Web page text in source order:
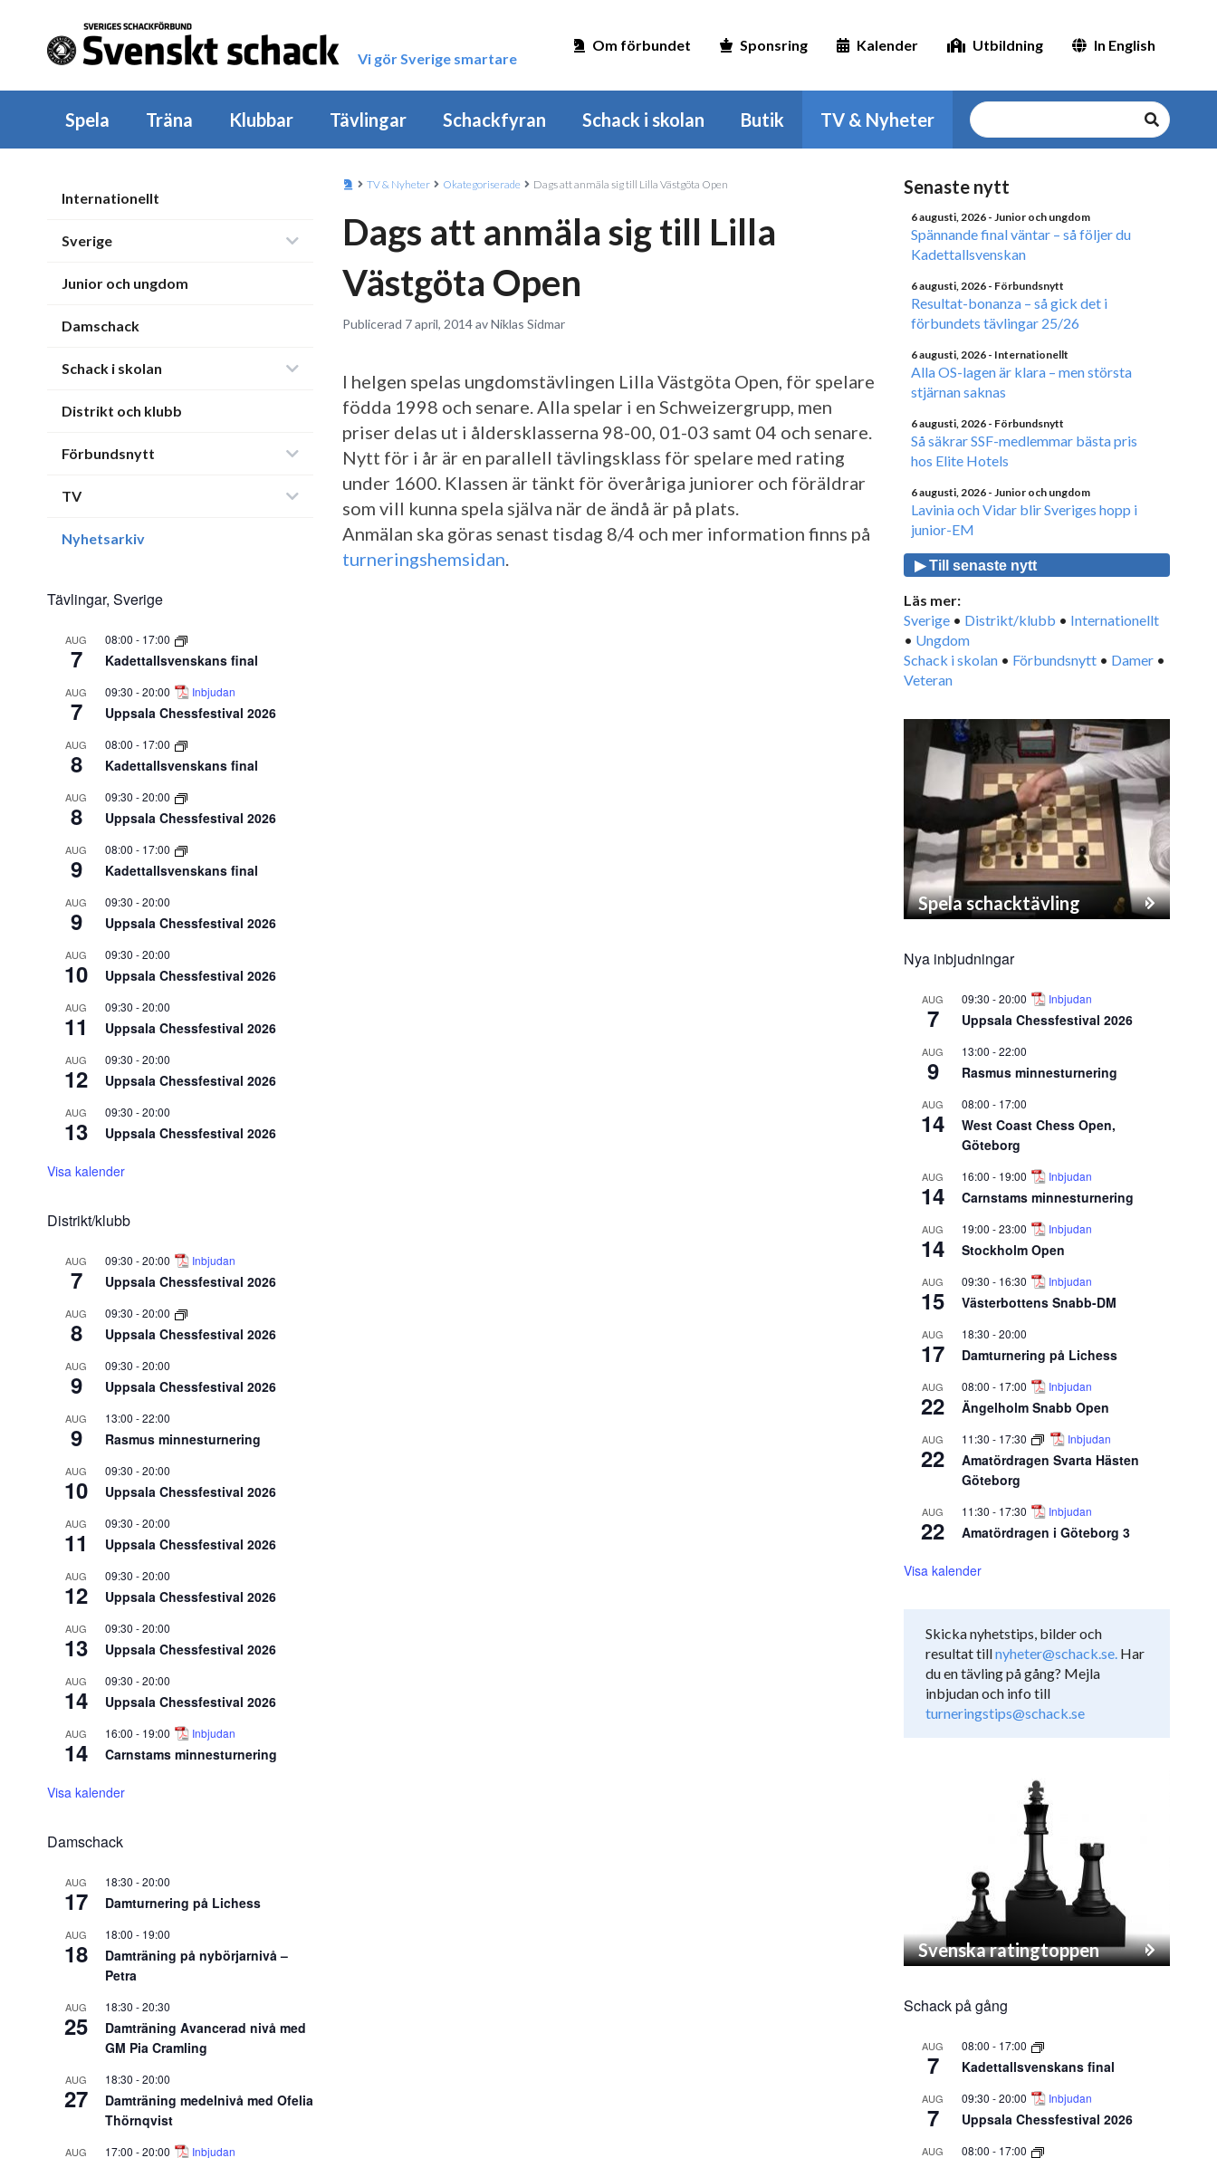
Vi gör Sverige smartare
Om förbundet Sponsring Kalender Utbildning In English
Spela Träna Klubbar Tävlingar Schackfyran Schack i skolan Butik TV & Nyheter
Internationellt
Sverige
Junior och ungdom
Damschack
Schack i skolan
Distrikt och klubb
Förbundsnytt
TV
Nyhetsarkiv
Tävlingar, Sverige
AUG
7
08:00 - 17:00
Kadettallsvenskans final
AUG
7
09:30 -20:00 Inbjudan
Uppsala Chessfestival 2026
AUG
8
08:00 - 17:00
Kadettallsvenskans final
AUG
8
09:30 -20:00
Uppsala Chessfestival 2026
AUG
9
08:00 - 17:00
Kadettallsvenskans final
AUG
9
09:30 -20:00
Uppsala Chessfestival 2026
AUG
10
09:30 -20:00
Uppsala Chessfestival 2026
AUG
11
09:30 -20:00
Uppsala Chessfestival 2026
AUG
12
09:30 -20:00
Uppsala Chessfestival 2026
AUG
13
09:30 -20:00
Uppsala Chessfestival 2026
Visa kalender
Distrikt/klubb
AUG
7
09:30 -20:00 Inbjudan
Uppsala Chessfestival 2026
AUG
8
09:30 -20:00
Uppsala Chessfestival 2026
AUG
9
09:30 -20:00
Uppsala Chessfestival 2026
AUG
9
13:00 -22:00
Rasmus minnesturnering
AUG
10
09:30 -20:00
Uppsala Chessfestival 2026
AUG
11
09:30 -20:00
Uppsala Chessfestival 2026
AUG
12
09:30 -20:00
Uppsala Chessfestival 2026
AUG
13
09:30 -20:00
Uppsala Chessfestival 2026
AUG
14
09:30 -20:00
Uppsala Chessfestival 2026
AUG
14
16:00 - 19:00 Inbjudan
Carnstams minnesturnering
Visa kalender
Damschack
AUG
17
18:30 -20:00
Damturnering på Lichess
AUG
18
18:00 - 19:00
Damträning på nybörjarnivå –
Petra
AUG
25
18:30 -20:30
Damträning Avancerad nivå med
GM Pia Cramling
AUG
27
18:30 -20:00
Damträning medelnivå med Ofelia
Thörnqvist
AUG 17:00 -20:00 Inbjudan
TV & Nyheter Okategoriserade Dags att anmäla sig till Lilla Västgöta Open
Dags att anmäla sig till Lilla
Västgöta Open
Publicerad 7 april, 2014 av Niklas Sidmar
I helgen spelas ungdomstävlingen Lilla Västgöta Open, för spelare
födda 1998 och senare. Alla spelar i en Schweizergrupp, men
priser delas ut i åldersklasserna 98-00, 01-03 samt 04 och senare.
Nytt för i år är en parallell tävlingsklass för spelare med rating
under 1600. Klassen är tänkt för överåriga juniorer och föräldrar
som vill kunna spela själva när de ändå är på plats.
Anmälan ska göras senast tisdag 8/4 och mer information finns på
turneringshemsidan.
Senaste nytt
6 augusti, 2026 - Junior och ungdom
Spännande final väntar – så följer du
Kadettallsvenskan
6 augusti, 2026 - Förbundsnytt
Resultat-bonanza – så gick det i
förbundets tävlingar 25/26
6 augusti, 2026 - Internationellt
Alla OS-lagen är klara – men största
stjärnan saknas
6 augusti, 2026 - Förbundsnytt
Så säkrar SSF-medlemmar bästa pris
hos Elite Hotels
6 augusti, 2026 - Junior och ungdom
Lavinia och Vidar blir Sveriges hopp i
junior-EM
▶ Till senaste nytt
Läs mer:
Sverige • Distrikt/klubb • Internationellt
• Ungdom
Schack i skolan • Förbundsnytt • Damer •
Veteran
Spela schacktävling
Nya inbjudningar
AUG
7
09:30 -20:00 Inbjudan
Uppsala Chessfestival 2026
AUG
9
13:00 -22:00
Rasmus minnesturnering
AUG
14
08:00 - 17:00
West Coast Chess Open,
Göteborg
AUG
14
16:00 - 19:00 Inbjudan
Carnstams minnesturnering
AUG
14
19:00 -23:00 Inbjudan
Stockholm Open
AUG
15
09:30 - 16:30 Inbjudan
Västerbottens Snabb-DM
AUG
17
18:30 -20:00
Damturnering på Lichess
AUG
22
08:00 - 17:00 Inbjudan
Ängelholm Snabb Open
AUG
22
11:30 - 17:30 Inbjudan
Amatördragen Svarta Hästen
Göteborg
AUG
22
11:30 - 17:30 Inbjudan
Amatördragen i Göteborg 3
Visa kalender
Skicka nyhetstips, bilder och
resultat tillnyheter@schack.se. Har
du en tävling på gång? Mejla
inbjudan och info till
turneringstips@schack.se
Svenska ratingtoppen
Schack på gång
AUG
7
08:00 - 17:00
Kadettallsvenskans final
AUG
7
09:30 -20:00 Inbjudan
Uppsala Chessfestival 2026
AUG 08:00 - 17:00